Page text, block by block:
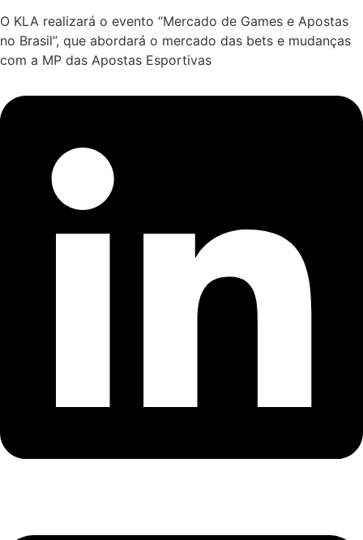
O KLA realizará o evento “Mercado de Games e Apostas
no Brasil”, que abordará o mercado das bets e mudanças
com a MP das Apostas Esportivas